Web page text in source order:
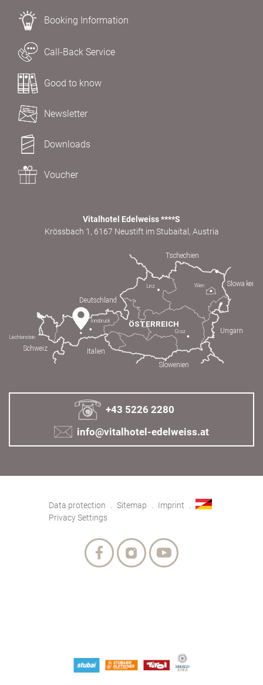
Booking Information
Call-Back Service
Good to know
Newsletter
Downloads
Voucher
Vitalhotel Edelweiss ****S
Krössbach 1, 6167 Neustift im Stubaital, Austria
+43 5226 2280
info@vitalhotel-edelweiss.at
Data protection Sitemap
Imprint
Privacy Settings